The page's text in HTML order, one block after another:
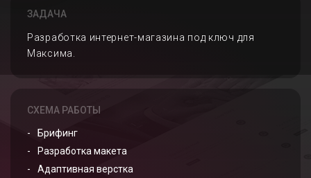
ЗАДАЧА
Разработка интернет-магазина под ключ для
Максима.
СХЕМА РАБОТЫ
Брифинг
Разработка макета
Адаптивная верстка